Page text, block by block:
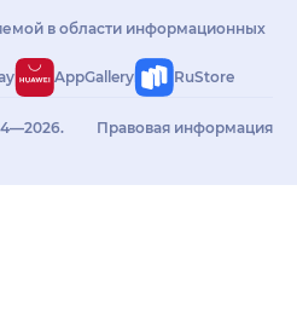
в области информационных
AppGallery RuStore
Правовая информация